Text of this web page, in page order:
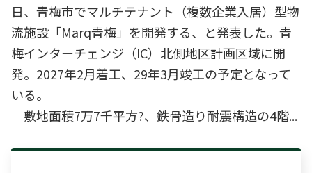
日、青梅市でマルチテナント（複数企業入居）型物
流施設「Marq青梅」を開発する、と発表した。青
梅インターチェンジ（IC）北側地区計画区域に開
発。2027年2月着工、29年3月竣工の予定となって
いる。
敷地面積7万7千平方?、鉄骨造り耐震構造の4階...